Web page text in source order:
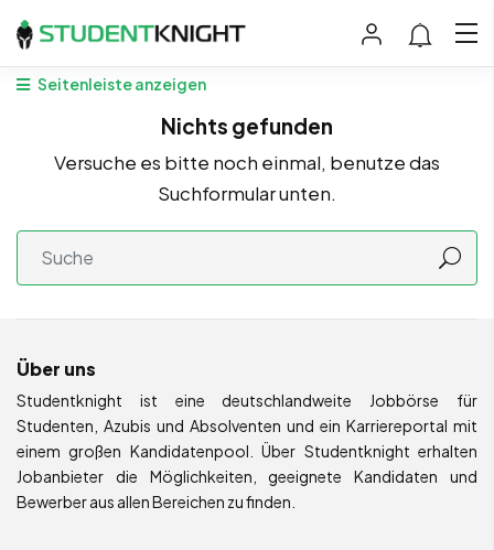
Seitenleiste anzeigen
Nichts gefunden
Versuche es bitte noch einmal, benutze das
Suchformular unten.
Über uns
Studentknight ist eine deutschlandweite Jobbörse für
Studenten, Azubis und Absolventen und ein Karriereportal mit
einem großen Kandidatenpool. Über Studentknight erhalten
Jobanbieter die Möglichkeiten, geeignete Kandidaten und
Bewerber aus allen Bereichen zu finden.